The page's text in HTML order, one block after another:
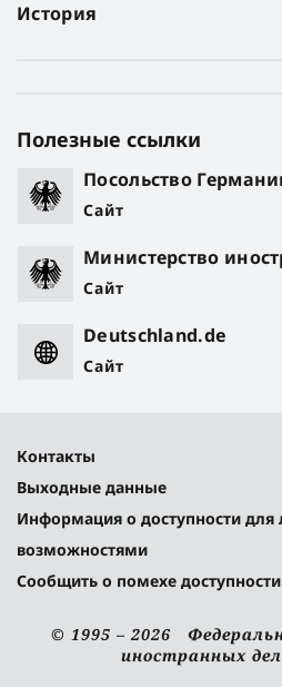
История
Полезные ссылки
Посольство
Сайт
Министерство
Сайт
Deutschland.de
Сайт
Контакты
Выходные данные
Информация о доступности
возможностями
Сообщить о помехе доступности
© 1995 – 2026
иностранных